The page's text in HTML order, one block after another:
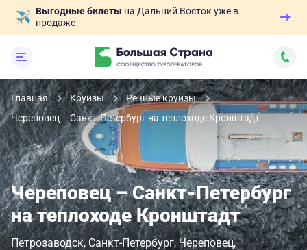
Выгодные билеты на Дальний Восток уже в
продаже
Главная Круизы
Речные круизы
Череповец – Санкт-Петербург на теплоходе Кронштадт
Череповец – Санкт-Петербург
на теплоходе Кронштадт
Петрозаводск Санкт-Петербург Череповец